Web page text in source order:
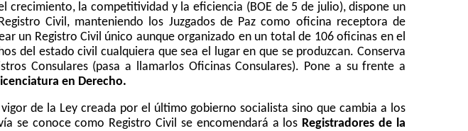
crecimiento, la competitividad y la eficiencia (BOE de 5 de julio), dispone un
Civil, manteniendo los Juzgados de Paz como oficina receptora de
un Registro Civil único aunque organizado en un total de 106 oficinas en el
del estado civil cualquiera que sea el lugar en que se produzcan. Conserva
Consulares (pasa a llamarlos Oficinas Consulares). Pone a su frente a
en Derecho.
de la Ley creada por el último gobierno socialista sino que cambia a los
se conoce como Registro Civil se encomendará a los Registradores de la